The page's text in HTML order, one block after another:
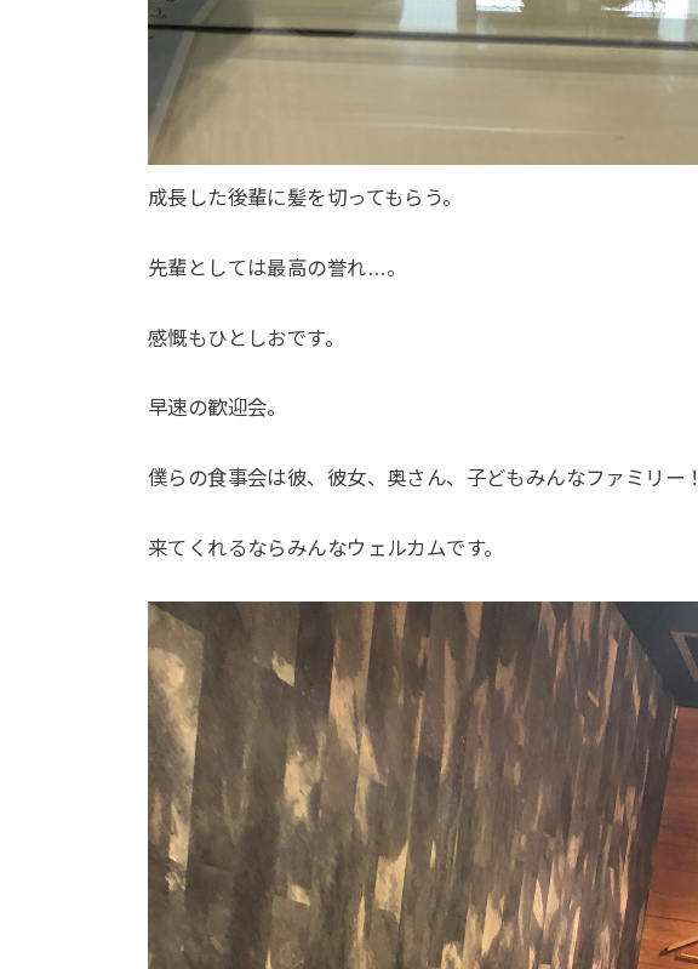
成長した後輩に髪を切ってもらう。
先輩としては最高の誉れ…。
感慨もひとしおです。
早速の歓迎会。
僕らの食事会は彼、彼女、奥さん、子どもみんなファミリー！
来てくれるならみんなウェルカムです。